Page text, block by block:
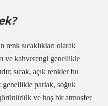
renk sıcaklıkları olarak
ve kahverengi genellikle
sıcak, açık renkler bu
genellikle parlak, soğuk
ve hoş bir atmosfer